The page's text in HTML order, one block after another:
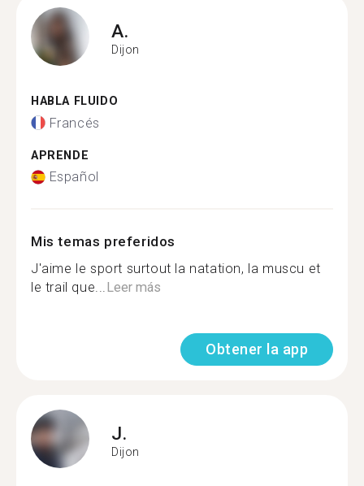
A.
Dijon
HABLA FLUIDO
Francés
APRENDE
Español
Mis temas preferidos
J'aime le sport surtout la natation, la muscu et
le trail que...Leer más
Obtener la app
J.
Dijon